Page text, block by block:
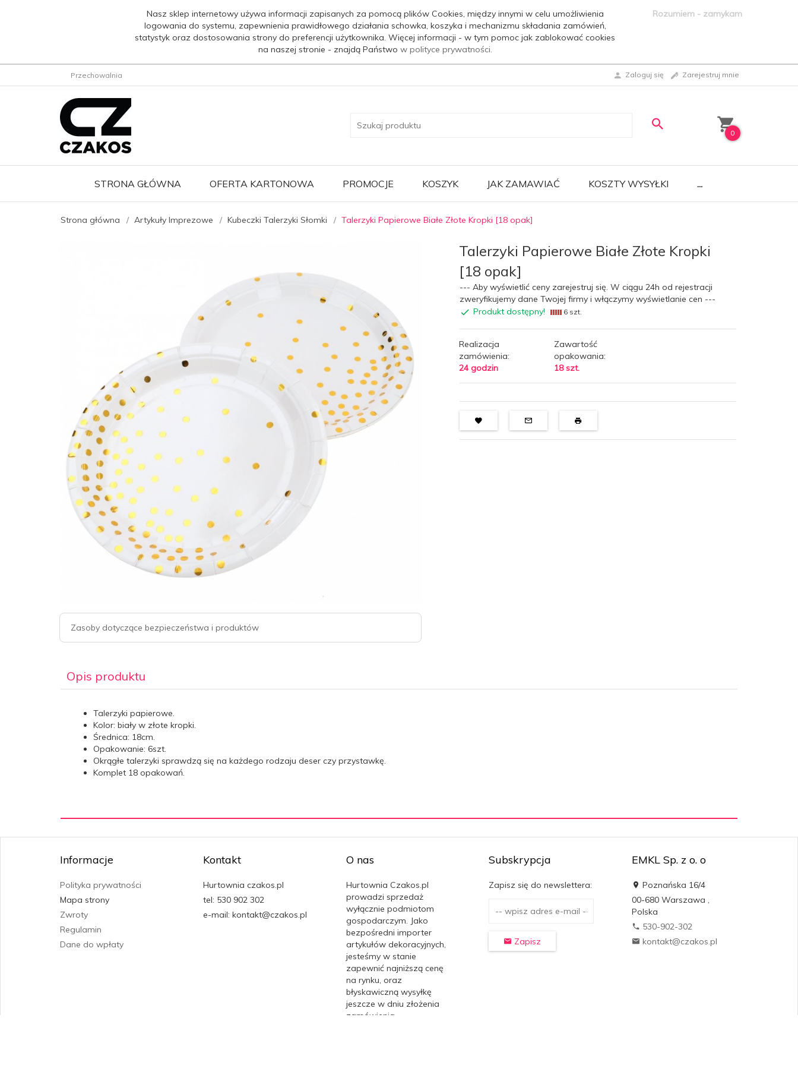
Nasz sklep internetowy używa informacji zapisanych za pomocą plików Cookies, między innymi w celu umożliwienia
logowania do systemu, zapewnienia prawidłowego działania schowka, koszyka i mechanizmu składania zamówień,
statystyk oraz dostosowania strony do preferencji użytkownika. Więcej informacji - w tym pomoc jak zablokować cookies
na naszej stronie - znajdą Państwo w polityce prywatności.
Rozumiem - zamykam
Przechowalnia Zaloguj się Zarejestruj mnie
0
STRONA GŁÓWNA OFERTA KARTONOWA PROMOCJE KOSZYK JAK ZAMAWIAĆ KOSZTY WYSYŁKI ...
Strona główna Artykuły Imprezowe Kubeczki Talerzyki Słomki Talerzyki Papierowe Białe Złote Kropki [18 opak]
Zasoby dotyczące bezpieczeństwa i produktów
Talerzyki Papierowe Białe Złote Kropki
[18 opak]
--- Aby wyświetlić ceny zarejestruj się. W ciągu 24h od rejestracji
zweryfikujemy dane Twojej firmy i włączymy wyświetlanie cen ---
Produkt dostępny!
6 szt.
Realizacja
zamówienia:
24 godzin
Zawartość
opakowania:
18 szt.
Opis produktu
Talerzyki papierowe.
Kolor: biały w złote kropki.
Średnica: 18cm.
Opakowanie: 6szt.
Okrągłe talerzyki sprawdzą się na każdego rodzaju deser czy przystawkę.
Komplet 18 opakowań.
Informacje
Polityka prywatności
Mapa strony
Zwroty
Regulamin
Dane do wpłaty
Kontakt
Hurtownia czakos.pl
tel: 530 902 302
e-mail: kontakt@czakos.pl
O nas
Hurtownia Czakos.pl
prowadzi sprzedaż
wyłącznie podmiotom
gospodarczym. Jako
bezpośredni importer
artykułów dekoracyjnych,
jesteśmy w stanie
zapewnić najniższą cenę
na rynku, oraz
błyskawiczną wysyłkę
jeszcze w dniu złożenia
zamówienia.
Subskrypcja
Zapisz się do newslettera:
Zapisz
EMKL Sp. z o. o
Poznańska 16/4
00-680 Warszawa ,
Polska
530-902-302
kontakt@czakos.pl